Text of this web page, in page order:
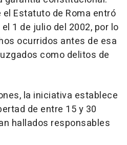
Estatuto de Roma entró
1 de julio del 2002, por lo
ocurridos antes de esa
como delitos de
la iniciativa establece
de entre 15 y 30
hallados responsables